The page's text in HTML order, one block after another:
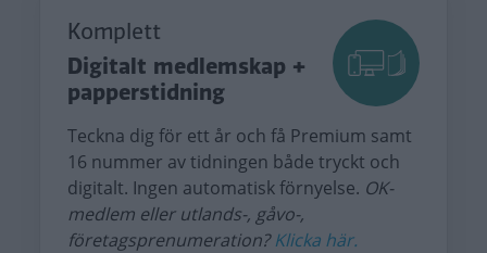
Komplett
Digitalt medlemskap +
papperstidning
Teckna dig för ett år och få Premium samt
16 nummer av tidningen både tryckt och
digitalt. Ingen automatisk förnyelse. OK-
medlem eller utlands-, gåvo-,
företagsprenumeration?Klicka här.